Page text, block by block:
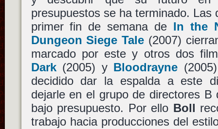
presupuestos se ha terminado. Las
primer fin de semana de In the
Dungeon Siege Tale (2007)
marcado por este y otros dos
Dark(2005) y Bloodrayne
decidido dar la espalda a este
dejarle en el grupo de directores B
bajo presupuesto. Por ello Boll
trabajo hacia producciones del